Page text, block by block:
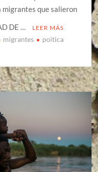
que salieron
DE …
LEER MÁS
migrantes
poitica